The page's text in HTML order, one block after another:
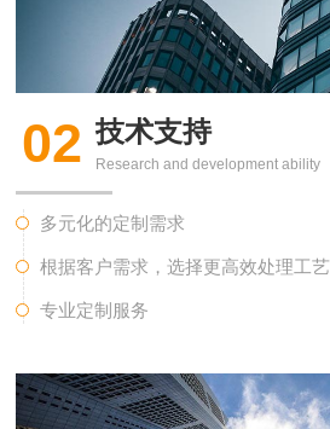
02 技术支持
Research and development ability
多元化的定制需求
根据客户需求，选择更高效处理工艺
专业定制服务